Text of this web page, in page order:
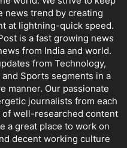
news trend by creating
at lightning-quick speed.
is a fast growing news
from India and world.
from Technology,
Sports segments in a
manner. Our passionate
journalists from each
well-researched content
a great place to work on
decent working culture